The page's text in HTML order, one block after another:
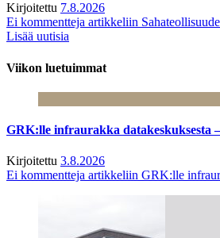
Kirjoitettu 7.8.2026
Ei kommentteja artikkeliin
Lisää uutisia
Viikon luetuimmat
GRK:lle infraurakka datakeskuksesta
Kirjoitettu 3.8.2026
Ei kommentteja artikkeliin GRK:lle